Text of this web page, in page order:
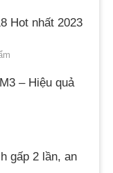
Hot nhất 2023
– Hiệu quả
gấp 2 lần, an